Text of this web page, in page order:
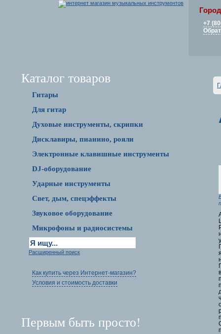
+7
Каталог товаров
Гитары
Для гитар
Духовые инструменты, скрипки
Дисклавиры, пианино, рояли
Электронные клавишные инструменты
DJ-оборудование
Ударные инструменты
Свет, дым, спецэффекты
Звуковое оборудование
Микрофоны и радиосистемы
Расширенный поиск
Как купить через Интернет-магазин?
Условия и стоимость доставки
Первым быть просто!